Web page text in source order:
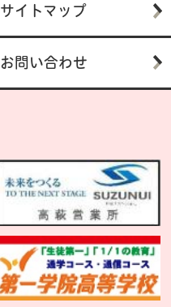
サイトマップ
お問い合わせ